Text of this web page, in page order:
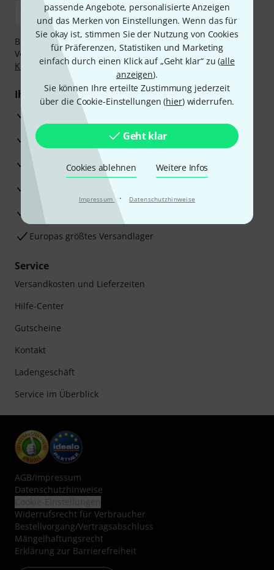
passende Angebote, personalisierte Anzeigen
und das Merken von Einstellungen. Wenn das für
Sie okay ist, stimmen Sie der Nutzung von Cookies
für Präferenzen, Statistiken und Marketing
einfach durch einen Klick auf „Geht klar“ zu (alle
anzeigen).
Sie können Ihre erteilte Zustimmung jederzeit
über die Cookie-Einstellungen (hier) widerrufen.
Geht klar
Cookies ablehnen Weitere Infos
Impressum · Datenschutzhinweise
Bezahlen Sie vertraulich und sicher per Nachnahme,
Vorkasse, PayPal, Amazon Pay,Klarna Sofort bezahlen
Klarna Ratenzahlungoder Kreditkarte.
Ihre Vorteile
3 Jahre Thomann Garantie
30 Tage Money-Back-Garantie
Reparaturservice
Beratung durch Fachexperten
Zufriedenheitsgarantie
Europas größtes Versandlager
Service
Versandkosten und Lieferzeiten
Hilfe-Center
Gutscheine
Kontakt
Ladengeschäft
Service im Überblick
AGB/Impressum
Datenschutzhinweise
Widerrufsrecht für Verbraucher
Bestellvorgang/Vertragsabschluss
Mängelhaftungsrecht
Erklärung zur Barrierefreiheit